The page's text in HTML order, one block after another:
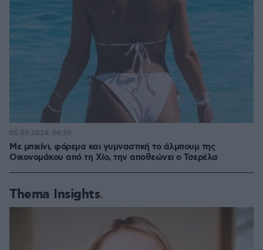
Με μπικίνι, φόρεμα και γυμναστική το άλμπουμ της
Οικονομάκου από τη Χίο, την αποθεώνει ο Τσερέλα
05.08.2024, 06:59
Thema Insights